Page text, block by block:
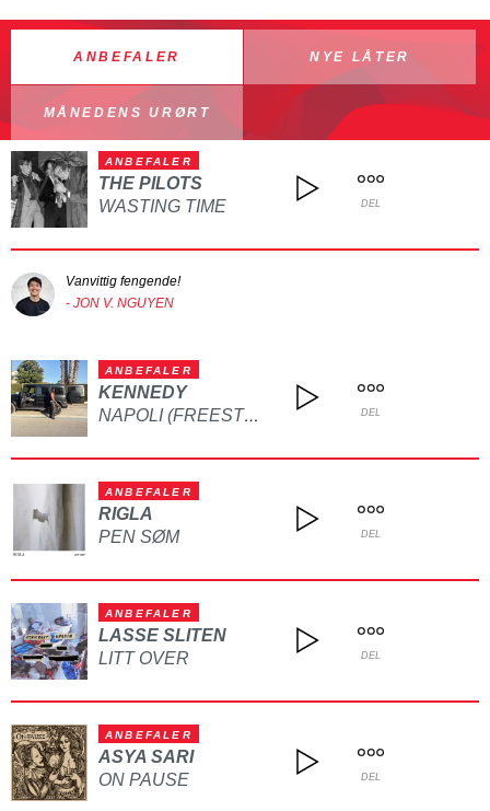
ANBEFALER NYE LÅTER
MÅNEDENS URØRT
ANBEFALER
THE PILOTS
WASTING TIME
DEL
Vanvittig fengende!
- JON V. NGUYEN
ANBEFALER
KENNEDY
NAPOLI (FREESTYLE) DEL
ANBEFALER
RIGLA
PEN SØM
DEL
ANBEFALER
LASSE SLITEN
LITT OVER
DEL
ANBEFALER
ASYA SARI
ON PAUSE
DEL